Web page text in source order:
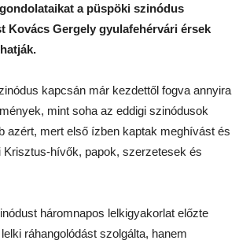
a püspöki szinódus
Kovács Gergely gyulafehérvári érsek
kapcsán már kezdettől fogva annyira
mint soha az eddigi szinódusok
azért, mert első ízben kaptak meghívást és
Krisztus-hívők, papok, szerzetesek és
háromnapos lelkigyakorlat előzte
ráhangolódást szolgálta, hanem